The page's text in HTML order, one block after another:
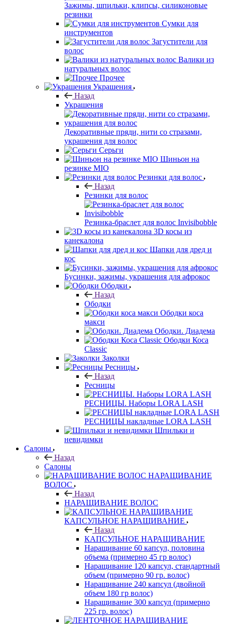
Зажимы, шпильки, клипсы, силиконовые
резинки
Сумки для
инструментов
Загустители для
волос
Валики из
натуральных волос
Прочее
Украшения
Назад
Украшения
Декоративные пряди, нити со стразами,
украшения для волос
Серьги
Шиньон на
резинке MIO
Резинки для волос
Назад
Резинки для волос
Резинка-браслет для волос Invisibobble
3D косы из
канекалона
Шапки для дред и
кос
Бусинки, зажимы, украшения для афрокос
Ободки
Назад
Ободки
Ободки коса
макси
Ободки. Диадема
Ободки Коса
Classic
Заколки
Ресницы
Назад
Ресницы
РЕСНИЦЫ. Наборы LORA LASH
РЕСНИЦЫ накладные LORA LASH
Шпильки и
невидимки
Салоны
Назад
Салоны
НАРАЩИВАНИЕ
ВОЛОС
Назад
НАРАЩИВАНИЕ ВОЛОС
КАПСУЛЬНОЕ НАРАЩИВАНИЕ
Назад
КАПСУЛЬНОЕ НАРАЩИВАНИЕ
Наращивание 60 капсул, половина
объема (примерно 45 гр волос)
Наращивание 120 капсул, стандартный
объем (примерно 90 гр. волос)
Наращивание 240 капсул (двойной
объем 180 гр волос)
Наращивание 300 капсул (примерно
225 гр. волос)